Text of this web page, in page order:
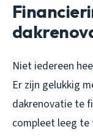
Niet iedereen
Er zijn gelukkig
dakrenovatie te
compleet leeg te